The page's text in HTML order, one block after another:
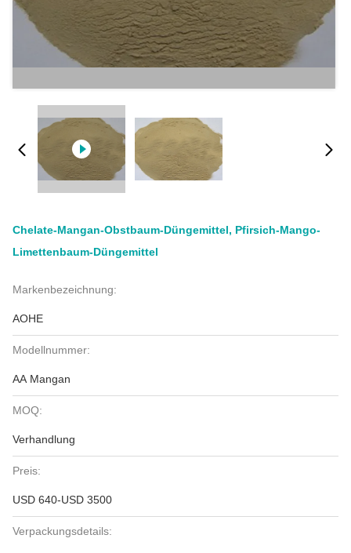
Chelate-Mangan-Obstbaum-Düngemittel, Pfirsich-Mango-
Limettenbaum-Düngemittel
Markenbezeichnung:
AOHE
Modellnummer:
AA Mangan
MOQ:
Verhandlung
Preis:
USD 640-USD 3500
Verpackungsdetails: